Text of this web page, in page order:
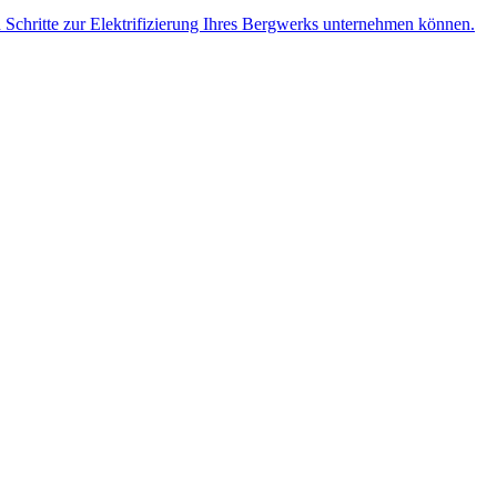
zur Elektrifizierung Ihres Bergwerks unternehmen können.